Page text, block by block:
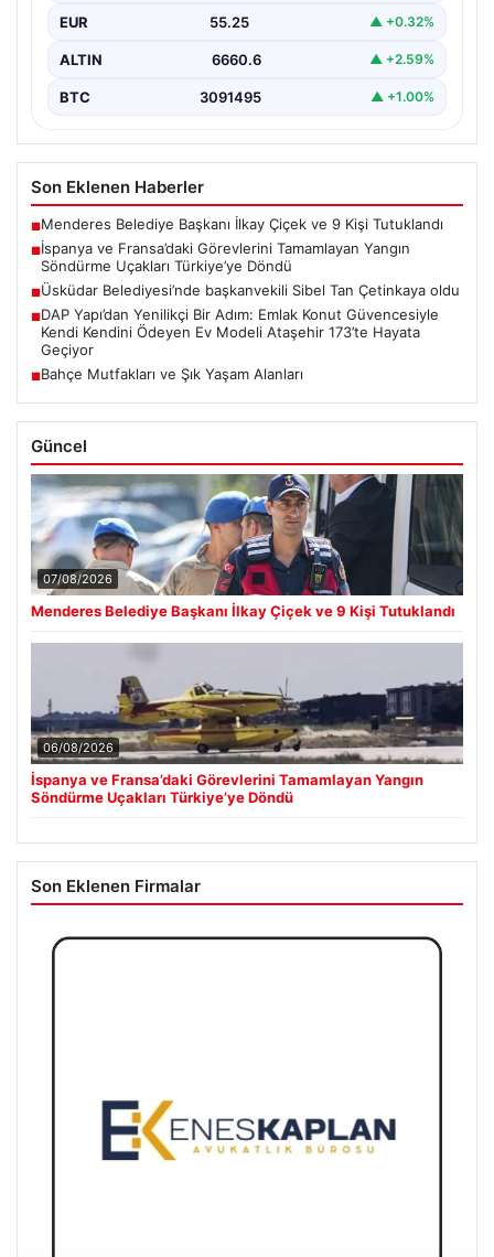
büyük…
EUR 55.25 ▲ +0.32%
ALTIN 6660.6 ▲ +2.59%
BTC 3091495 ▲ +1.00%
Son Eklenen Haberler
■Menderes Belediye Başkanı İlkay Çiçek ve 9 Kişi Tutuklandı
■İspanya ve Fransa’daki Görevlerini Tamamlayan Yangın
Söndürme Uçakları Türkiye’ye Döndü
■Üsküdar Belediyesi’nde başkanvekili Sibel Tan Çetinkaya oldu
■DAP Yapı’dan Yenilikçi Bir Adım: Emlak Konut Güvencesiyle
Kendi Kendini Ödeyen Ev Modeli Ataşehir 173’te Hayata
Geçiyor
■Bahçe Mutfakları ve Şık Yaşam Alanları
Güncel
07/08/2026
Menderes Belediye Başkanı İlkay Çiçek ve 9 Kişi Tutuklandı
06/08/2026
İspanya ve Fransa’daki Görevlerini Tamamlayan Yangın
Söndürme Uçakları Türkiye’ye Döndü
Son Eklenen Firmalar